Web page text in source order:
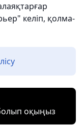
келіп, қолма-
оқыңыз